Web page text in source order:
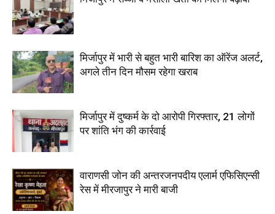
मिर्जापुर में भारी से बहुत भारी बारिश का ऑरेंज अलर्ट,
अगले तीन दिन मौसम रहेगा खराब
मिर्जापुर में दुष्कर्म के दो आरोपी गिरफ्तार, 21 लोगों
पर शांति भंग की कार्रवाई
वाराणसी जोन की अन्तरजनपदीय एलार्म एफिसिएन्सी
रेस में मीरजापुर ने मारी बाजी